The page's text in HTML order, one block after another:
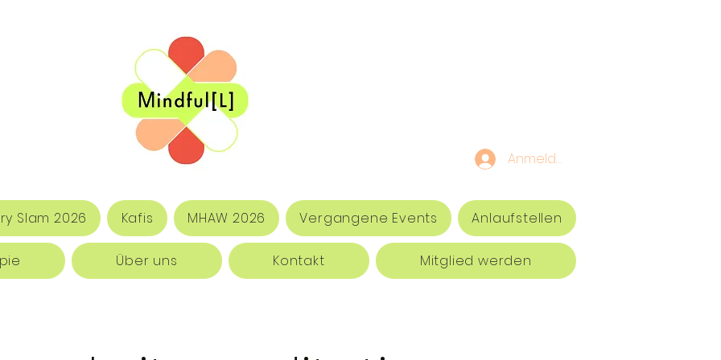
Anmelden
Slam 2026 Kafis MHAW 2026 Vergangene Events Anlaufstellen
Über uns Kontakt Mitglied werden